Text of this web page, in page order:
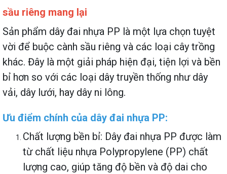
sầu riêng mang lại
Sản phẩm dây đai nhựa PP là một lựa chọn tuyệt
vời để buộc cành sầu riêng và các loại cây trồng
khác. Đây là một giải pháp hiện đại, tiện lợi và bền
bỉ hơn so với các loại dây truyền thống như dây
vải, dây lưới, hay dây ni lông.
Ưu điểm chính của dây đai nhựa PP:
Chất lượng bền bỉ: Dây đai nhựa PP được làm
từ chất liệu nhựa Polypropylene (PP) chất
lượng cao, giúp tăng độ bền và độ dai cho